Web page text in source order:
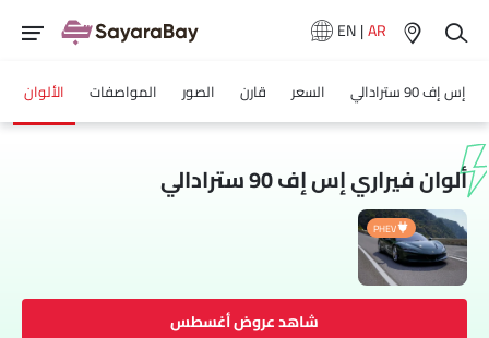
EN|AR
إس إف 90 سترادالي السعر قارن الصور المواصفات الألوان
ألوان فيراري إس إف 90 سترادالي
PHEV
شاهد عروض أغسطس